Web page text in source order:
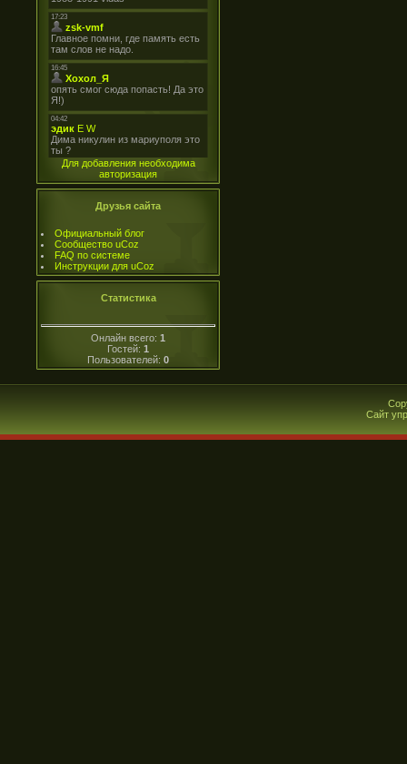
Для добавления необходима
авторизация
Друзья сайта
Официальный блог
Сообщество uCoz
FAQ по системе
Инструкции для uCoz
Статистика
Онлайн всего: 1
Гостей: 1
Пользователей: 0
Сайт